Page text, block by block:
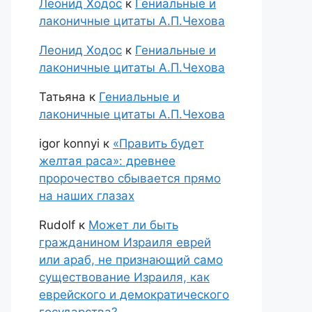
Леонид Ходос к Гениальные и
лаконичные цитаты А.П.Чехова
Леонид Ходос к Гениальные и
лаконичные цитаты А.П.Чехова
Татьяна к Гениальные и
лаконичные цитаты А.П.Чехова
igor konnyi к «Править будет
желтая раса»: древнее
пророчество сбывается прямо
на наших глазах
Rudolf к Может ли быть
гражданином Израиля еврей
или араб, не признающий само
существование Израиля, как
еврейского и демократического